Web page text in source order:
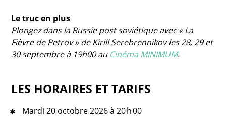
Le truc en plus
Plongez dans la Russie post soviétique avec « La
Fièvre de Petrov » de Kirill Serebrennikov les 28, 29 et
30 septembre à 19h00 au Cinéma MINIMUM.
LES HORAIRES ET TARIFS
Mardi 20 octobre 2026 à 20 h 00